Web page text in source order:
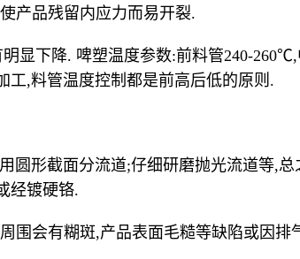
产品残留内应力而易开裂.
显下降. 啤塑温度参数:前料管240-
工,料管温度控制都是前高后低的原则.
圆形截面分流道;仔细研磨抛光流道等,
经镀硬铬.
围会有糊斑,产品表面毛糙等缺陷或因排